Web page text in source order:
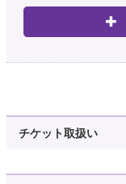
チケット取扱い